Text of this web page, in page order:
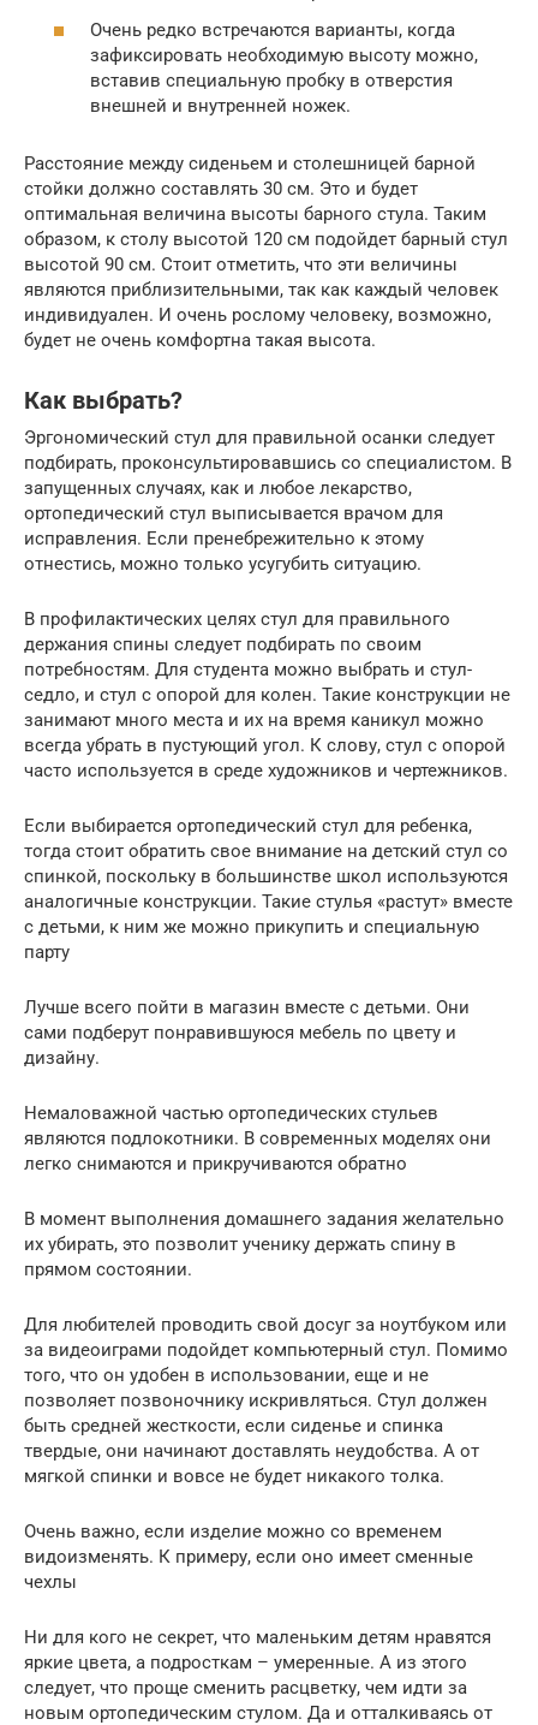
Очень редко встречаются варианты, когда
зафиксировать необходимую высоту можно,
вставив специальную пробку в отверстия
внешней и внутренней ножек.
Расстояние между сиденьем и столешницей барной
стойки должно составлять 30 см. Это и будет
оптимальная величина высоты барного стула. Таким
образом, к столу высотой 120 см подойдет барный стул
высотой 90 см. Стоит отметить, что эти величины
являются приблизительными, так как каждый человек
индивидуален. И очень рослому человеку, возможно,
будет не очень комфортна такая высота.
Как выбрать?
Эргономический стул для правильной осанки следует
подбирать, проконсультировавшись со специалистом. В
запущенных случаях, как и любое лекарство,
ортопедический стул выписывается врачом для
исправления. Если пренебрежительно к этому
отнестись, можно только усугубить ситуацию.
В профилактических целях стул для правильного
держания спины следует подбирать по своим
потребностям. Для студента можно выбрать и стул-
седло, и стул с опорой для колен. Такие конструкции не
занимают много места и их на время каникул можно
всегда убрать в пустующий угол. К слову, стул с опорой
часто используется в среде художников и чертежников.
Если выбирается ортопедический стул для ребенка,
тогда стоит обратить свое внимание на детский стул со
спинкой, поскольку в большинстве школ используются
аналогичные конструкции. Такие стулья «растут» вместе
с детьми, к ним же можно прикупить и специальную
парту
Лучше всего пойти в магазин вместе с детьми. Они
сами подберут понравившуюся мебель по цвету и
дизайну.
Немаловажной частью ортопедических стульев
являются подлокотники. В современных моделях они
легко снимаются и прикручиваются обратно
В момент выполнения домашнего задания желательно
их убирать, это позволит ученику держать спину в
прямом состоянии.
Для любителей проводить свой досуг за ноутбуком или
за видеоиграми подойдет компьютерный стул. Помимо
того, что он удобен в использовании, еще и не
позволяет позвоночнику искривляться. Стул должен
быть средней жесткости, если сиденье и спинка
твердые, они начинают доставлять неудобства. А от
мягкой спинки и вовсе не будет никакого толка.
Очень важно, если изделие можно со временем
видоизменять. К примеру, если оно имеет сменные
чехлы
Ни для кого не секрет, что маленьким детям нравятся
яркие цвета, а подросткам – умеренные. А из этого
следует, что проще сменить расцветку, чем идти за
новым ортопедическим стулом. Да и отталкиваясь от